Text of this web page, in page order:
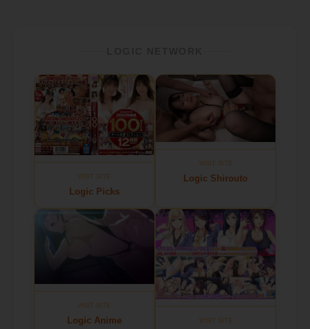
VISIT SITE
Logic Picks
VISIT SITE
Logic Shirouto
VISIT SITE
Logic Anime VISIT SITE